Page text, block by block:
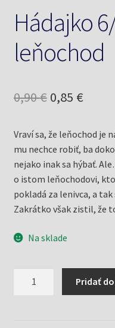
Hádajko
leňochod
0,90€ Pôvodná
bola:
0,90 €.
0,85 €
je:
0,85 €.
Vraví sa, že leňochod je
mu nechce robiť, ba
nejako inak sa hýbať.
o istom leňochodovi,
pokladá za lenivca, a
Zakrátko však zistil, že
Na sklade
Pridať